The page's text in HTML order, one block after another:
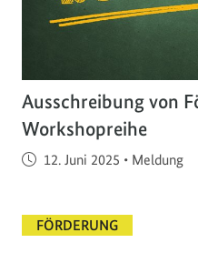
Ausschreibung von
Workshopreihe
Veröffentlicht am
12. Juni 2025 • Meldung
FÖRDERUNG